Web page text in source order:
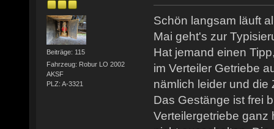
Beiträge: 115
Fahrzeug: Robur LO 2002
AKSF
PLZ: A-3321
Schön langsam läuft
Mai geht's zur
Hat jemand einen
im Verteiler Getriebe
nämlich leider und die
Das Gestänge ist frei
Verteilergetriebe ganz